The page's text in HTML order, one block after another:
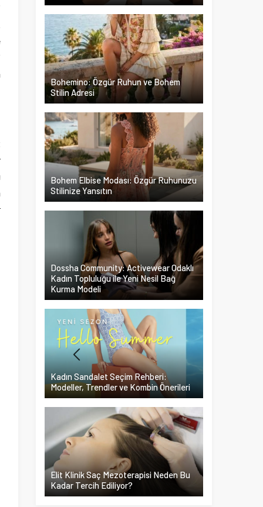
Bohemino: Özgür Ruhun ve Bohem
Stilin Adresi
Bohem Elbise Modası: Özgür Ruhunuzu
Stilinize Yansıtın
Dossha Community: Activewear Odaklı
Kadın Topluluğu ile Yeni Nesil Bağ
Kurma Modeli
Kadın Sandalet Seçim Rehberi:
Modeller, Trendler ve Kombin Önerileri
Elit Klinik Saç Mezoterapisi Neden Bu
Kadar Tercih Ediliyor?